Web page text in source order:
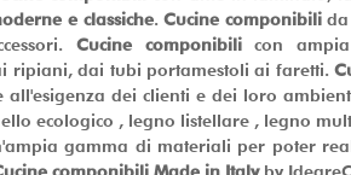
e classiche. Cucine componibili da
Cucine componibilicon ampia
ripiani, dai tubi portamestoli ai faretti.
all'esigenza dei clienti e dei loro
ecologico , legno listellare , legno
gamma di materiali per poter
componibili Made in Italyby